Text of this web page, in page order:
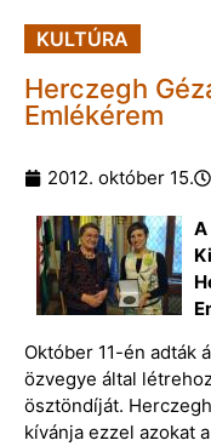
KULTÚRA
Herczegh
Emlékérem
2012. október 15.
A
Október 11-én adták
özvegye által
ösztöndíját.
kívánja ezzel azokat